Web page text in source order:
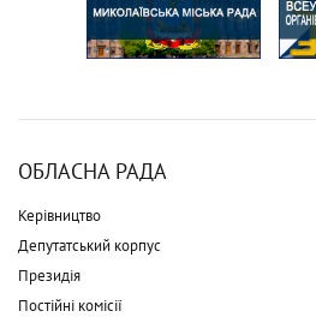
ОБЛАСНА РАДА
Керівництво
Депутатський корпус
Президія
Постійні комісії